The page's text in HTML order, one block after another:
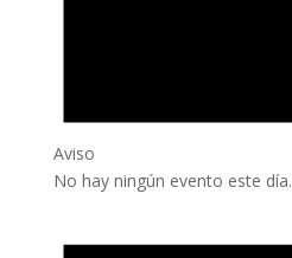
Aviso
No hay ningún evento este día.